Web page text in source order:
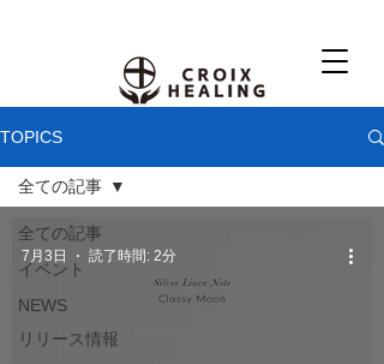
TOPICS
全ての記事
イベント
NEWS
リリース情報
全ての記事
7月3日 読了時間: 2分